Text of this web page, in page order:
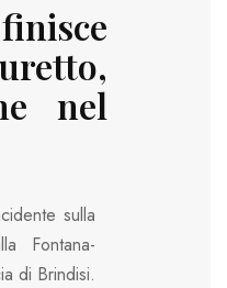
nel
sulla
Fontana-
di Brindisi.